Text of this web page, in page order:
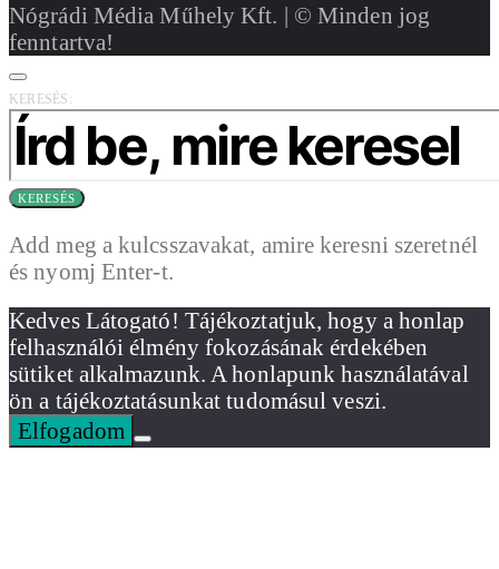
Nógrádi Média Műhely Kft. | © Minden jog
fenntartva!
KERESÉS:
KERESÉS
Add meg a kulcsszavakat, amire keresni szeretnél
és nyomj Enter-t.
Kedves Látogató! Tájékoztatjuk, hogy a honlap
felhasználói élmény fokozásának érdekében
sütiket alkalmazunk. A honlapunk használatával
ön a tájékoztatásunkat tudomásul veszi.
Elfogadom